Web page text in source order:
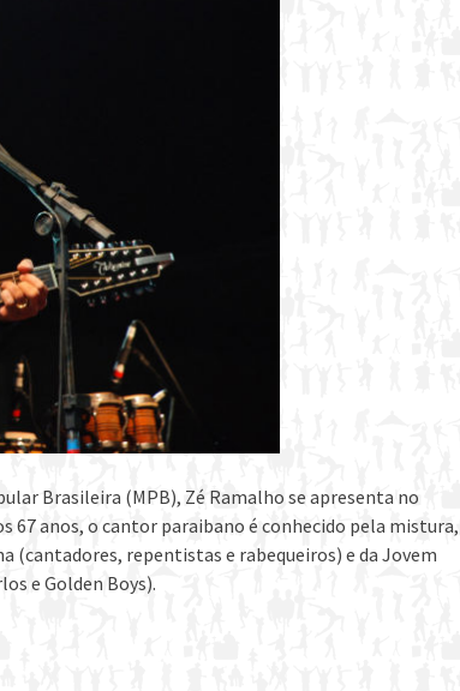
Brasileira (MPB), Zé Ramalho se apresenta no
67 anos, o cantor paraibano é conhecido pela mistura,
(cantadores, repentistas e rabequeiros) e da Jovem
e Golden Boys).